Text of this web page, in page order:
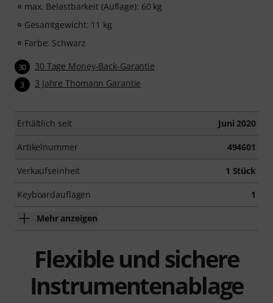
max. Belastbarkeit (Auflage): 60 kg
Gesamtgewicht: 11 kg
Farbe: Schwarz
30 30 Tage Money-Back-Garantie
3 3 Jahre Thomann Garantie
Erhältlich seit Juni 2020
Artikelnummer 494601
Verkaufseinheit 1 Stück
Keyboardauflagen 1
Mehr anzeigen
Flexible und sichere
Instrumentenablage